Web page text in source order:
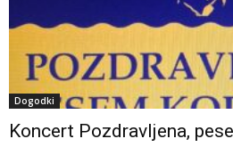
Dogodki
Koncert Pozdravljena,